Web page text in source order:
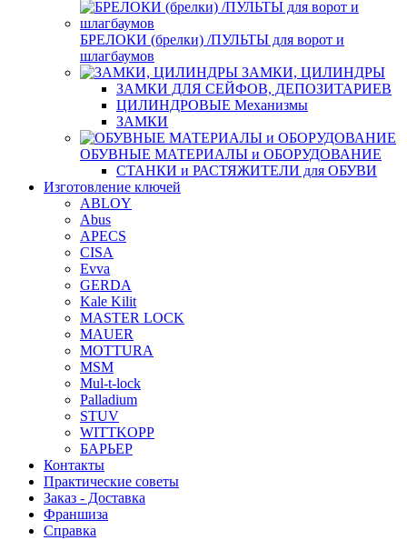
БРЕЛОКИ (брелки) /ПУЛЬТЫ для ворот и
шлагбаумов
ЗАМКИ, ЦИЛИНДРЫ
ЗАМКИ ДЛЯ СЕЙФОВ, ДЕПОЗИТАРИЕВ
ЦИЛИНДРОВЫЕ Механизмы
ЗАМКИ
ОБУВНЫЕ МАТЕРИАЛЫ и ОБОРУДОВАНИЕ
СТАНКИ и РАСТЯЖИТЕЛИ для ОБУВИ
Изготовление ключей
ABLOY
Abus
APECS
CISA
Evva
GERDA
Kale Kilit
MASTER LOCK
MAUER
MOTTURA
MSM
Mul-t-lock
Palladium
STUV
WITTKOPP
БАРЬЕР
Контакты
Практические советы
Заказ - Доставка
Франшиза
Справка